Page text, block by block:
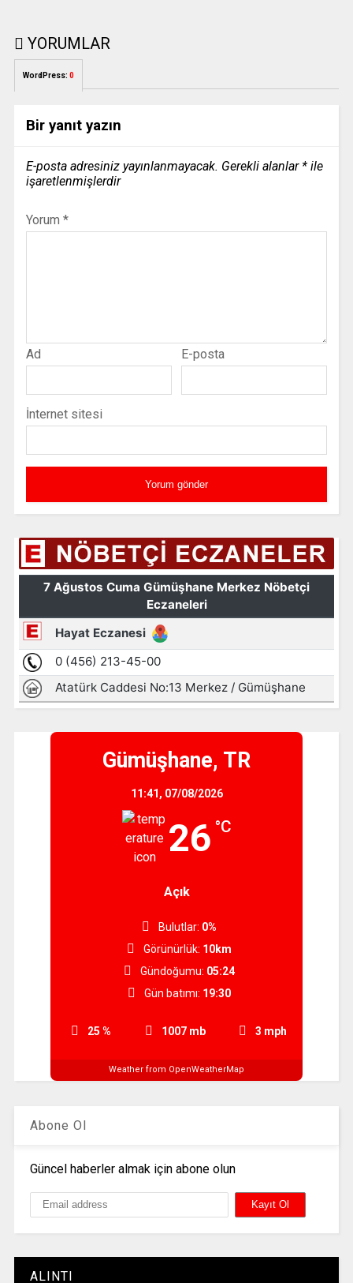
YORUMLAR
WordPress: 0
Bir yanıt yazın
E-posta adresiniz yayınlanmayacak. Gerekli alanlar *ile
işaretlenmişlerdir
Yorum *
Ad E-posta
İnternet sitesi
Gümüşhane, TR
11:41, 07/08/2026
26 °C
Açık
25 % 1007 mb 3 mph
Bulutlar: 0%
Görünürlük: 10km
Gündoğumu: 05:24
Gün batımı: 19:30
Weather from OpenWeatherMap
Abone Ol
Güncel haberler almak için abone olun
ALINTI